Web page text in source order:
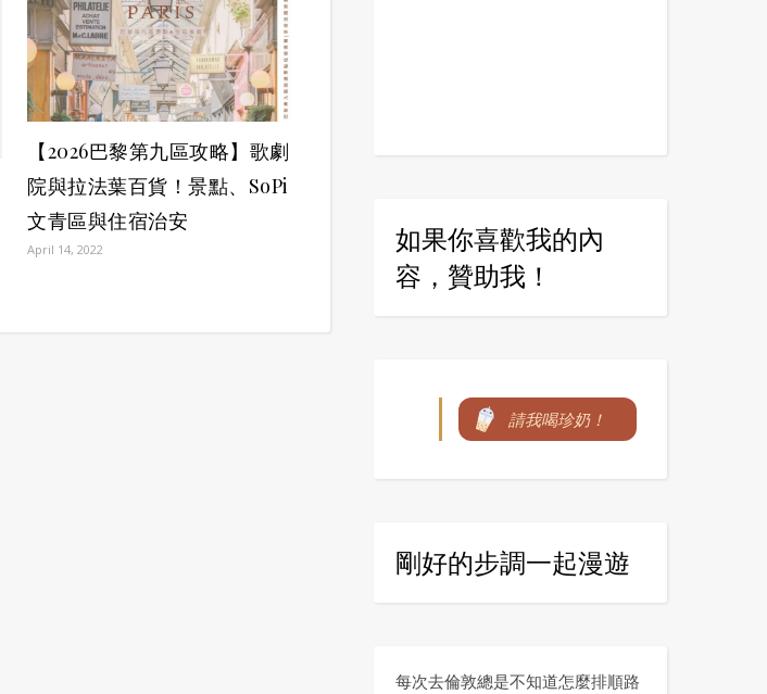
【2026巴黎第九區攻略】歌劇
院與拉法葉百貨！景點、SoPi
文青區與住宿治安
April 14, 2022
如果你喜歡我的內
容，贊助我！
請我喝珍奶！
剛好的步調一起漫遊
每次去倫敦總是不知道怎麼排順路